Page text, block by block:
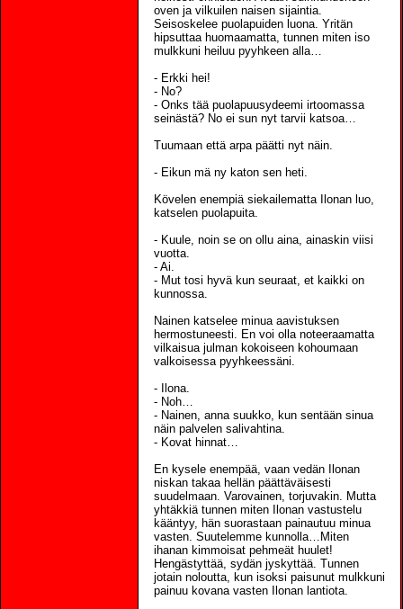
oven ja vilkuilen naisen sijaintia.
Seisoskelee puolapuiden luona. Yritän
hipsuttaa huomaamatta, tunnen miten iso
mulkkuni heiluu pyyhkeen alla…
- Erkki hei!
- No?
- Onks tää puolapuusydeemi irtoomassa
seinästä? No ei sun nyt tarvii katsoa…
Tuumaan että arpa päätti nyt näin.
- Eikun mä ny katon sen heti.
Kövelen enempiä siekailematta Ilonan luo,
katselen puolapuita.
- Kuule, noin se on ollu aina, ainaskin viisi
vuotta.
- Ai.
- Mut tosi hyvä kun seuraat, et kaikki on
kunnossa.
Nainen katselee minua aavistuksen
hermostuneesti. En voi olla noteeraamatta
vilkaisua julman kokoiseen kohoumaan
valkoisessa pyyhkeessäni.
- Ilona.
- Noh…
- Nainen, anna suukko, kun sentään sinua
näin palvelen salivahtina.
- Kovat hinnat…
En kysele enempää, vaan vedän Ilonan
niskan takaa hellän päättäväisesti
suudelmaan. Varovainen, torjuvakin. Mutta
yhtäkkiä tunnen miten Ilonan vastustelu
kääntyy, hän suorastaan painautuu minua
vasten. Suutelemme kunnolla…Miten
ihanan kimmoisat pehmeät huulet!
Hengästyttää, sydän jyskyttää. Tunnen
jotain noloutta, kun isoksi paisunut mulkkuni
painuu kovana vasten Ilonan lantiota.